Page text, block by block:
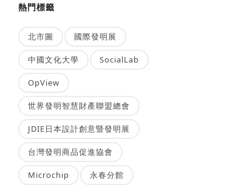
熱門標籤
北市圖 國際發明展
中國文化大學 SocialLab
OpView
世界發明智慧財產聯盟總會
JDIE日本設計創意暨發明展
台灣發明商品促進協會
Microchip 永春分館